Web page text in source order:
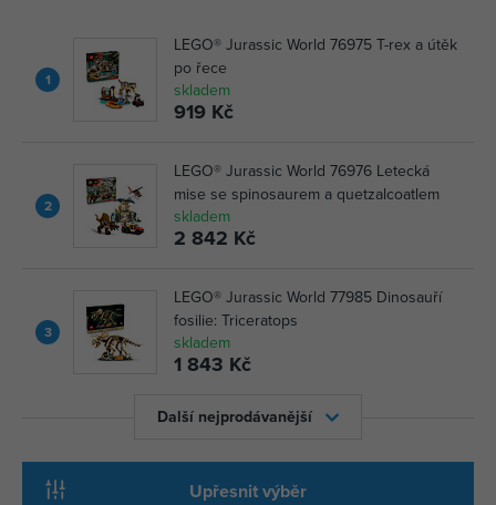
1
LEGO® Jurassic World 76975 T-rex a útěk
po řece
skladem
919 Kč
2
LEGO® Jurassic World 76976 Letecká
mise se spinosaurem a quetzalcoatlem
skladem
2 842 Kč
3
LEGO® Jurassic World 77985 Dinosauří
fosilie: Triceratops
skladem
1 843 Kč
Další nejprodávanější
Upřesnit výběr